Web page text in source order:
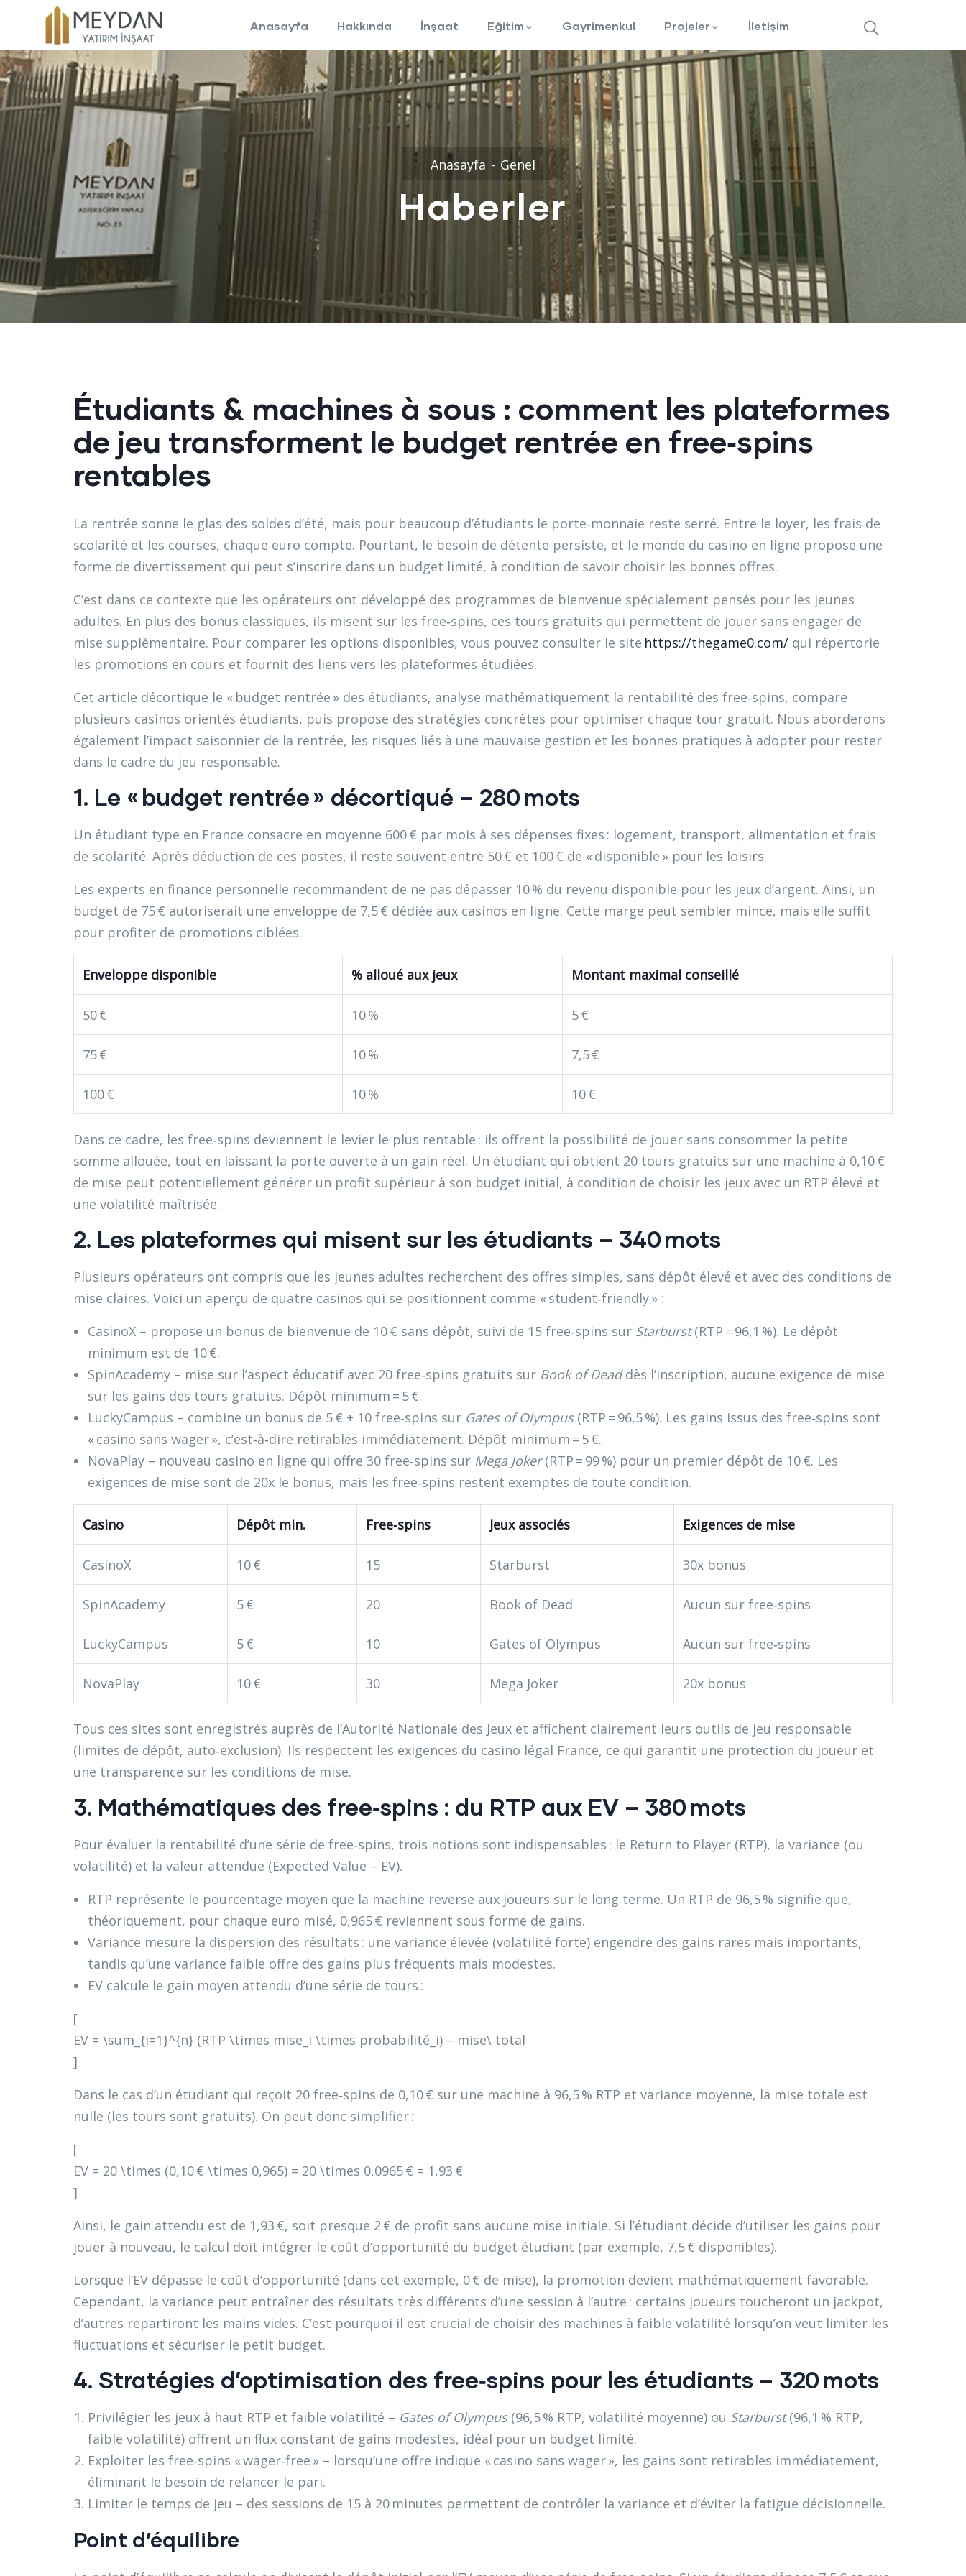
Anasayfa Hakkında İnşaat Eğitim Gayrimenkul Projeler İletişim
Anasayfa Genel
Haberler
Étudiants & machines à sous : comment les plateformes
de jeu transforment le budget rentrée en free‑spins
rentables
La rentrée sonne le glas des soldes d’été, mais pour beaucoup d’étudiants le porte‑monnaie reste serré. Entre le loyer, les frais de
scolarité et les courses, chaque euro compte. Pourtant, le besoin de détente persiste, et le monde du casino en ligne propose une
forme de divertissement qui peut s’inscrire dans un budget limité, à condition de savoir choisir les bonnes offres.
C’est dans ce contexte que les opérateurs ont développé des programmes de bienvenue spécialement pensés pour les jeunes
adultes. En plus des bonus classiques, ils misent sur les free‑spins, ces tours gratuits qui permettent de jouer sans engager de
mise supplémentaire. Pour comparer les options disponibles, vous pouvez consulter le site https://thegame0.com/ qui répertorie
les promotions en cours et fournit des liens vers les plateformes étudiées.
Cet article décortique le « budget rentrée » des étudiants, analyse mathématiquement la rentabilité des free‑spins, compare
plusieurs casinos orientés étudiants, puis propose des stratégies concrètes pour optimiser chaque tour gratuit. Nous aborderons
également l’impact saisonnier de la rentrée, les risques liés à une mauvaise gestion et les bonnes pratiques à adopter pour rester
dans le cadre du jeu responsable.
1. Le « budget rentrée » décortiqué – 280 mots
Un étudiant type en France consacre en moyenne 600 € par mois à ses dépenses fixes : logement, transport, alimentation et frais
de scolarité. Après déduction de ces postes, il reste souvent entre 50 € et 100 € de « disponible » pour les loisirs.
Les experts en finance personnelle recommandent de ne pas dépasser 10 % du revenu disponible pour les jeux d’argent. Ainsi, un
budget de 75 € autoriserait une enveloppe de 7,5 € dédiée aux casinos en ligne. Cette marge peut sembler mince, mais elle suffit
pour profiter de promotions ciblées.
Enveloppe disponible % alloué aux jeux Montant maximal conseillé
50 € 10 % 5 €
75 € 10 % 7,5 €
100 € 10 % 10 €
Dans ce cadre, les free‑spins deviennent le levier le plus rentable : ils offrent la possibilité de jouer sans consommer la petite
somme allouée, tout en laissant la porte ouverte à un gain réel. Un étudiant qui obtient 20 tours gratuits sur une machine à 0,10 €
de mise peut potentiellement générer un profit supérieur à son budget initial, à condition de choisir les jeux avec un RTP élevé et
une volatilité maîtrisée.
2. Les plateformes qui misent sur les étudiants – 340 mots
Plusieurs opérateurs ont compris que les jeunes adultes recherchent des offres simples, sans dépôt élevé et avec des conditions de
mise claires. Voici un aperçu de quatre casinos qui se positionnent comme « student‑friendly » :
CasinoX – propose un bonus de bienvenue de 10 € sans dépôt, suivi de 15 free‑spins sur Starburst(RTP = 96,1 %). Le dépôt
minimum est de 10 €.
SpinAcademy – mise sur l’aspect éducatif avec 20 free‑spins gratuits sur Book of Deaddès l’inscription, aucune exigence de mise
sur les gains des tours gratuits. Dépôt minimum = 5 €.
LuckyCampus – combine un bonus de 5 € + 10 free‑spins sur Gates of Olympus(RTP = 96,5 %). Les gains issus des free‑spins sont
« casino sans wager », c’est‑à‑dire retirables immédiatement. Dépôt minimum = 5 €.
NovaPlay – nouveau casino en ligne qui offre 30 free‑spins sur Mega Joker(RTP = 99 %) pour un premier dépôt de 10 €. Les
exigences de mise sont de 20x le bonus, mais les free‑spins restent exemptes de toute condition.
Casino Dépôt min. Free‑spins Jeux associés Exigences de mise
CasinoX 10 € 15 Starburst 30x bonus
SpinAcademy 5 € 20 Book of Dead Aucun sur free‑spins
LuckyCampus 5 € 10 Gates of Olympus Aucun sur free‑spins
NovaPlay 10 € 30 Mega Joker 20x bonus
Tous ces sites sont enregistrés auprès de l’Autorité Nationale des Jeux et affichent clairement leurs outils de jeu responsable
(limites de dépôt, auto‑exclusion). Ils respectent les exigences du casino légal France, ce qui garantit une protection du joueur et
une transparence sur les conditions de mise.
3. Mathématiques des free‑spins : du RTP aux EV – 380 mots
Pour évaluer la rentabilité d’une série de free‑spins, trois notions sont indispensables : le Return to Player (RTP), la variance (ou
volatilité) et la valeur attendue (Expected Value – EV).
RTP représente le pourcentage moyen que la machine reverse aux joueurs sur le long terme. Un RTP de 96,5 % signifie que,
théoriquement, pour chaque euro misé, 0,965 € reviennent sous forme de gains.
Variance mesure la dispersion des résultats : une variance élevée (volatilité forte) engendre des gains rares mais importants,
tandis qu’une variance faible offre des gains plus fréquents mais modestes.
EV calcule le gain moyen attendu d’une série de tours :
[
EV = \sum_{i=1}^{n} (RTP \times mise_i \times probabilité_i) – mise\ total
]
Dans le cas d’un étudiant qui reçoit 20 free‑spins de 0,10 € sur une machine à 96,5 % RTP et variance moyenne, la mise totale est
nulle (les tours sont gratuits). On peut donc simplifier :
[
EV = 20 \times (0,10 € \times 0,965) = 20 \times 0,0965 € = 1,93 €
]
Ainsi, le gain attendu est de 1,93 €, soit presque 2 € de profit sans aucune mise initiale. Si l’étudiant décide d’utiliser les gains pour
jouer à nouveau, le calcul doit intégrer le coût d’opportunité du budget étudiant (par exemple, 7,5 € disponibles).
Lorsque l’EV dépasse le coût d’opportunité (dans cet exemple, 0 € de mise), la promotion devient mathématiquement favorable.
Cependant, la variance peut entraîner des résultats très différents d’une session à l’autre : certains joueurs toucheront un jackpot,
d’autres repartiront les mains vides. C’est pourquoi il est crucial de choisir des machines à faible volatilité lorsqu’on veut limiter les
fluctuations et sécuriser le petit budget.
4. Stratégies d’optimisation des free‑spins pour les étudiants – 320 mots
Privilégier les jeux à haut RTP et faible volatilité – Gates of Olympus(96,5 % RTP, volatilité moyenne) ou Starburst(96,1 % RTP,
faible volatilité) offrent un flux constant de gains modestes, idéal pour un budget limité.
Exploiter les free‑spins « wager‑free » – lorsqu’une offre indique « casino sans wager », les gains sont retirables immédiatement,
éliminant le besoin de relancer le pari.
Limiter le temps de jeu – des sessions de 15 à 20 minutes permettent de contrôler la variance et d’éviter la fatigue décisionnelle.
Point d’équilibre